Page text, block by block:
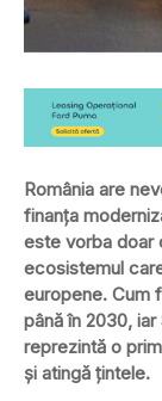
România are
finanța
este vorba doar
ecosistemul
europene. Cum
până în 2030,
reprezintă o
și atingă țintele.